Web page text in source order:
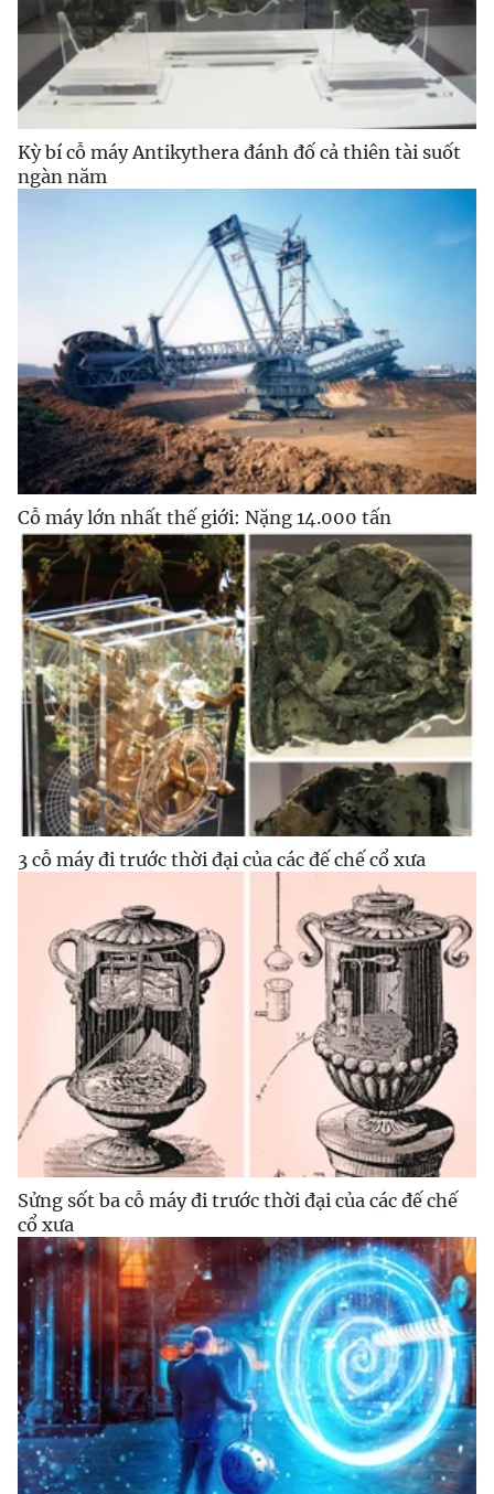
Kỳ bí cỗ máy Antikythera đánh đố cả thiên tài suốt
ngàn năm
Cỗ máy lớn nhất thế giới: Nặng 14.000 tấn
3 cỗ máy đi trước thời đại của các đế chế cổ xưa
Sửng sốt ba cỗ máy đi trước thời đại của các đế chế
cổ xưa